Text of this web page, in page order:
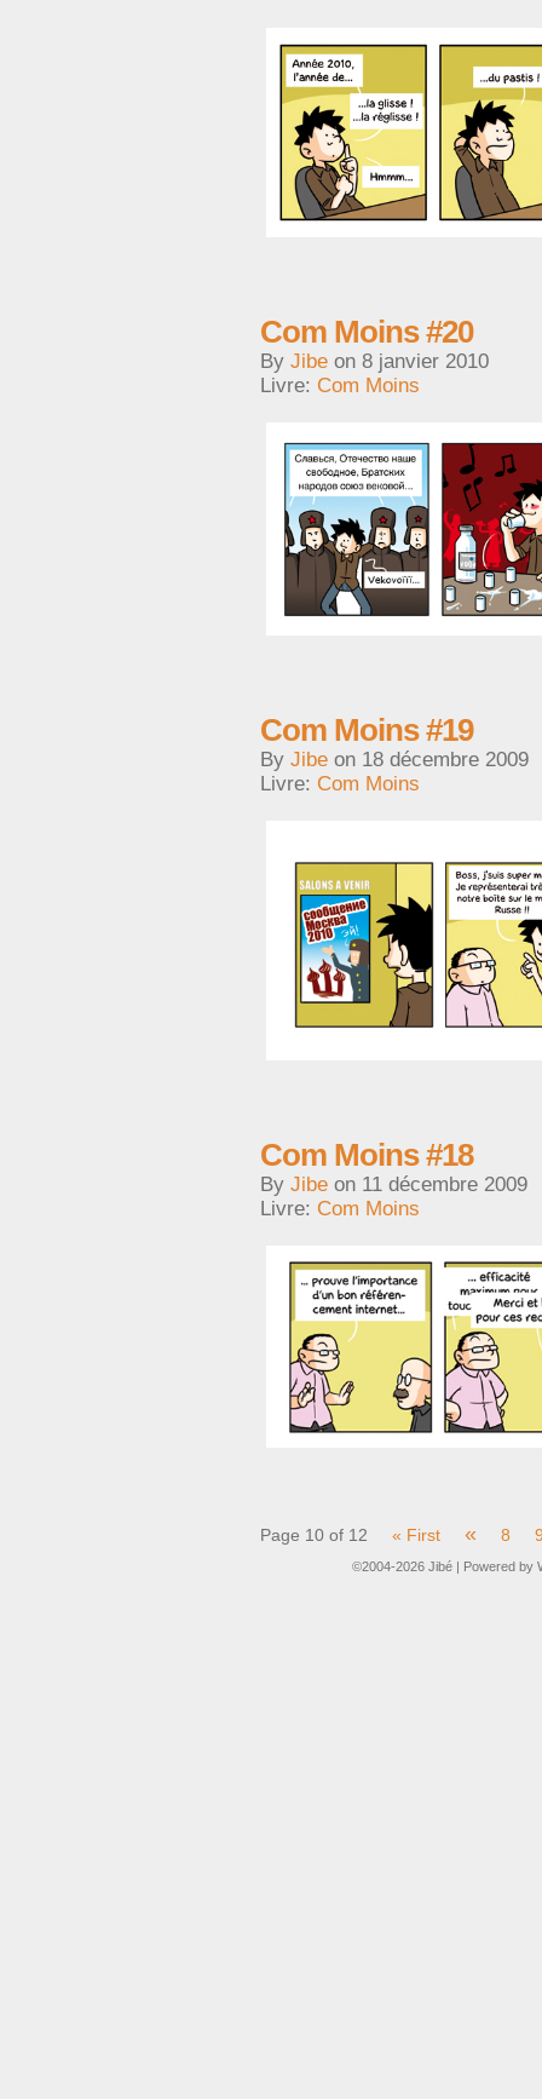
Com Moins #20
By Jibe on 8 janvier 2010
Livre: Com Moins
Com Moins #19
By Jibe on 18 décembre 2009
Livre: Com Moins
Com Moins #18
By Jibe on 11 décembre 2009
Livre: Com Moins
Page 10 of 12 « First « 8
©2004-2026 Jibé Powered by